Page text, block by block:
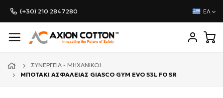
(+30) 210 2847280 ΕΛ
ΣΥΝΕΡΓΕΊΑ - ΜΗΧΑΝΙΚΟΊ
ΜΠΟΤΑΚΙ ΑΣΦΑΛΕΙΑΣ GIASCO GYM EVO S3L FO SR